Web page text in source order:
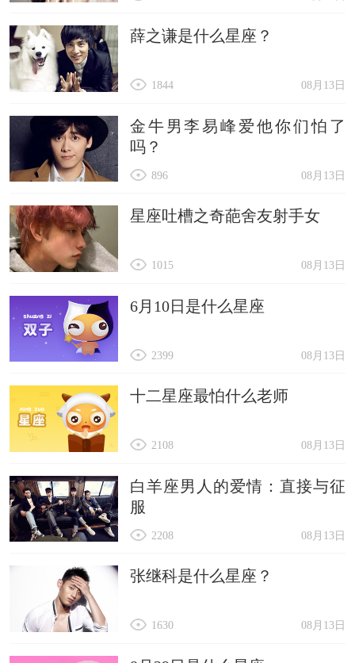
薛之谦是什么星座？
08月13日
1844
金牛男李易峰爱他你们怕了
吗？
08月13日
896
星座吐槽之奇葩舍友射手女
08月13日
1015
6月10日是什么星座
08月13日
2399
十二星座最怕什么老师
08月13日
2108
白羊座男人的爱情：直接与征
服
08月13日
2208
张继科是什么星座？
08月13日
1630